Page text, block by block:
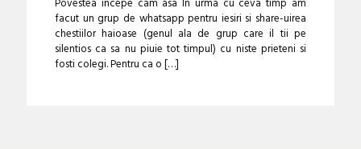
Povestea incepe cam asa In urma cu ceva timp am
facut un grup de whatsapp pentru iesiri si share-uirea
chestiilor haioase (genul ala de grup care il tii pe
silentios ca sa nu piuie tot timpul) cu niste prieteni si
fosti colegi. Pentru ca o[…]